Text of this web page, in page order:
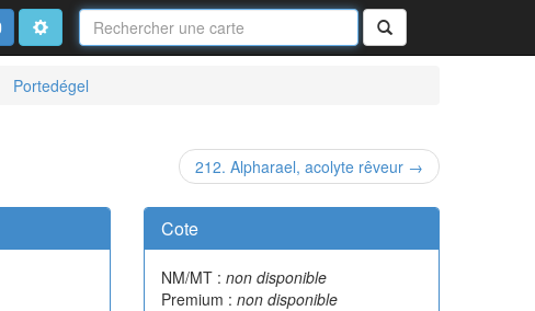
Nom
de
la
carte
Rechercher
Avancé
Portedégel
212. Alpharael, acolyte rêveur →
Cote
NM/MT : non disponible
Premium : non disponible